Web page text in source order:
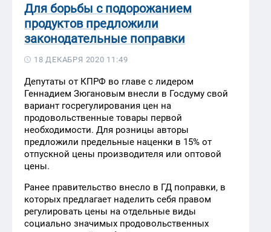
Для борьбы с подорожанием
продуктов предложили
законодательные поправки
18 ДЕКАБРЯ 2020 11:49
Депутаты от КПРФ во главе с лидером
Геннадием Зюгановым внесли в Госдуму свой
вариант госрегулирования цен на
продовольственные товары первой
необходимости. Для розницы авторы
предложили предельные наценки в 15% от
отпускной цены производителя или оптовой
цены.
Ранее правительство внесло в ГД поправки, в
которых предлагает наделить себя правом
регулировать цены на отдельные виды
социально значимых продовольственных